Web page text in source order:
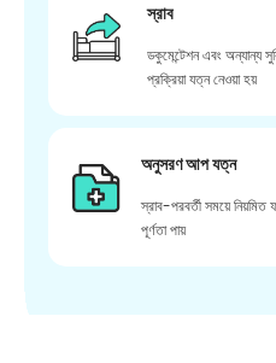
স্রাব
ডকুমেন্টেশন এবং অন্যান্য
প্রক্রিয়া যত্ন নেওয়া হয়
অনুসরণ আপ যত্ন
স্রাব-পরবর্তী সময়ে
পূর্ণতা পায়